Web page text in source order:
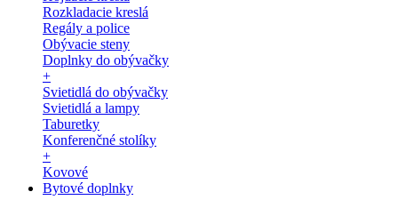
Rozkladacie kreslá
Regály a police
Obývacie steny
Doplnky do obývačky
+
Svietidlá do obývačky
Svietidlá a lampy
Taburetky
Konferenčné stolíky
+
Kovové
Bytové doplnky